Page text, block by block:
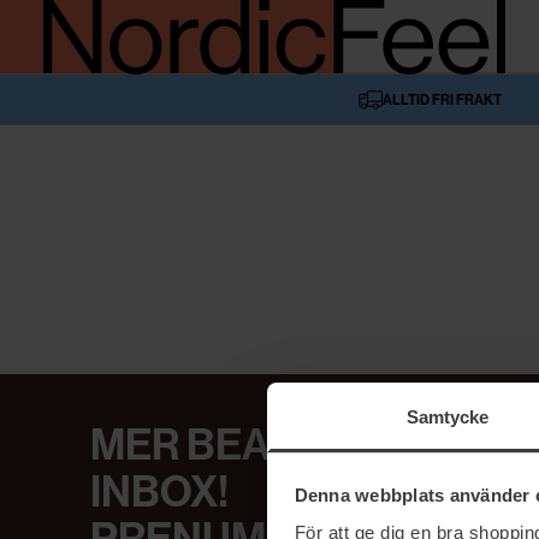
Samtycke
Denna webbplats använder
För att ge dig en bra
ALLTID FRI FRAKT
MER BEAUTY I DIN
INBOX!